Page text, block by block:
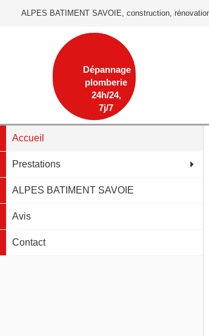
ALPES BATIMENT SAVOIE, construction,
Dépannage
plomberie
24h/24,
7j/7
Accueil
Prestations
ALPES BATIMENT SAVOIE
Avis
Contact